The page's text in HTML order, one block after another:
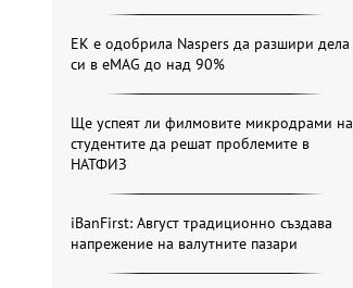
ЕК е одобрила Naspers да разшири дела
си в eMAG до над 90%
Ще успеят ли филмовите микродрами на
студентите да решат проблемите в
НАТФИЗ
iBanFirst: Август традиционно създава
напрежение на валутните пазари